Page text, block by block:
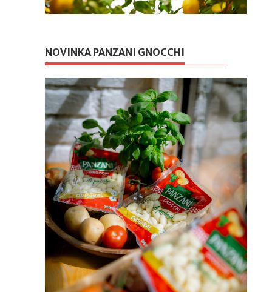
NOVINKA PANZANI GNOCCHI